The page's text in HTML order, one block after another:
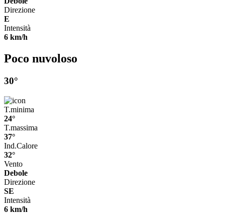
Direzione
E
Intensità
6 km/h
Poco nuvoloso
30°
T.minima
24°
T.massima
37°
Ind.Calore
32°
Vento
Debole
Direzione
SE
Intensità
6 km/h